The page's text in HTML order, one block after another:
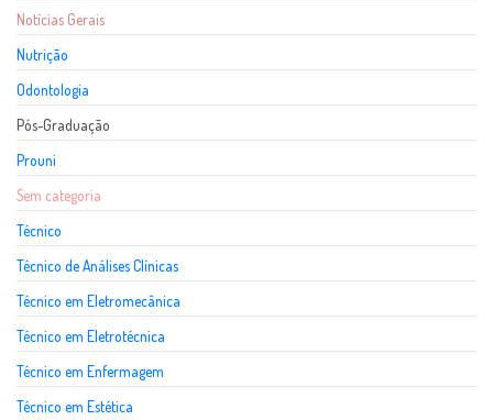
Notícias Gerais
Nutrição
Odontologia
Pós-Graduação
Prouni
Sem categoria
Técnico
Técnico de Análises Clínicas
Técnico em Eletromecânica
Técnico em Eletrotécnica
Técnico em Enfermagem
Técnico em Estética